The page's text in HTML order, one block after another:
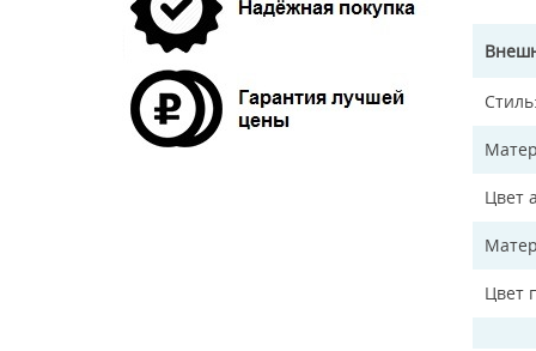
Стиль
Цвет
Цвет